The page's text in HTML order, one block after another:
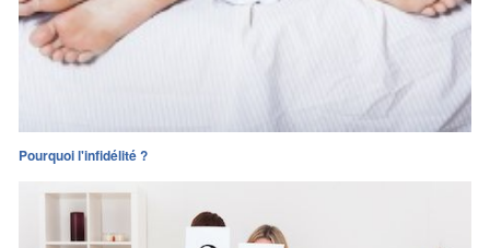
Pourquoi l'infidélité ?